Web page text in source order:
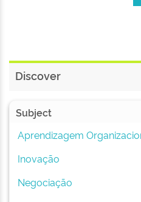
Discover
Subject
Aprendizagem
Inovação
Negociação